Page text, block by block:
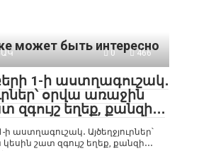
может быть интересно
0 466
1-ի աստղագուշակ․
օրվա առաջին
զգույշ եղեք, քանզի․․․
աստղագուշակ․ Այծեղջյուրներ՝
շատ զգույշ եղեք, քանզի․․․